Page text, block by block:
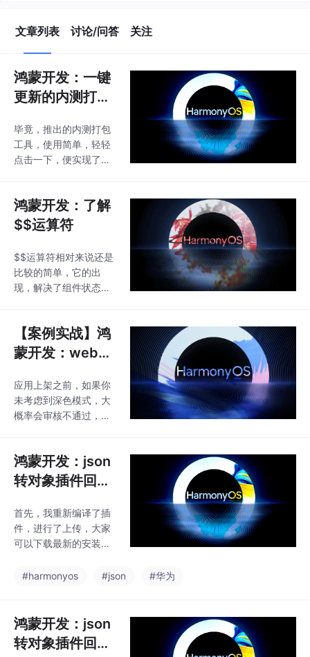
文章列表 讨论/问答 关注
鸿蒙开发：一键
更新的内测打包
毕竟，推出的内测打包
工具，使用简单，轻轻
点击一下，便实现了即
了鸿蒙开发中的一大痛
点，那就是测试的及时
性，在当下整个鸿蒙市
场中，内测打包工具绝
对是辅助测试验证的必
备工具。
鸿蒙开发：了解
$$运算符
$$运算符相对来说还是
比较的简单，它的出
现，解决了组件状态和
定的变量变化时，会触
发UI的同步刷新，当然
了在你使用到该变量的
时候。
【案例实战】鸿
蒙开发：web页
模式
应用上架之前，如果你
未考虑到深色模式，大
概率会审核不通过，问
问题，不符合鸿蒙应用
UX设计规范。
鸿蒙开发：json
转对象插件回来
首先，我重新编译了插
件，进行了上传，大家
可以下载最新的安装包
前一样，提供了在线版
升级了版本，兼容了最
新的DevEco Studio ，
还做了一层优化，就是
#harmonyos #json #华为
鸿蒙开发：json
转对象插件回来